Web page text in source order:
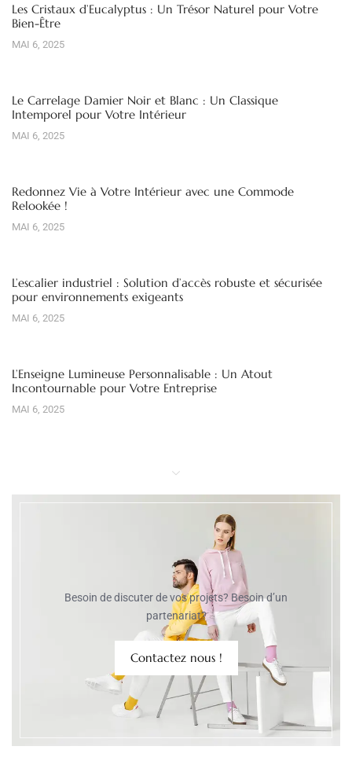
Les Cristaux d’Eucalyptus : Un Trésor Naturel pour Votre
Bien-Être
MAI 6, 2025
Le Carrelage Damier Noir et Blanc : Un Classique
Intemporel pour Votre Intérieur
MAI 6, 2025
Redonnez Vie à Votre Intérieur avec une Commode
Relookée !
MAI 6, 2025
L’escalier industriel : Solution d’accès robuste et sécurisée
pour environnements exigeants
MAI 6, 2025
L’Enseigne Lumineuse Personnalisable : Un Atout
Incontournable pour Votre Entreprise
MAI 6, 2025
Besoin de discuter de vos projets? Besoin d’un
partenariat?
Contactez nous !